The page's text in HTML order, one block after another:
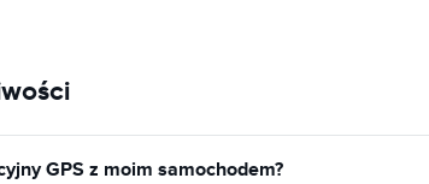
GPS z moim samochodem?